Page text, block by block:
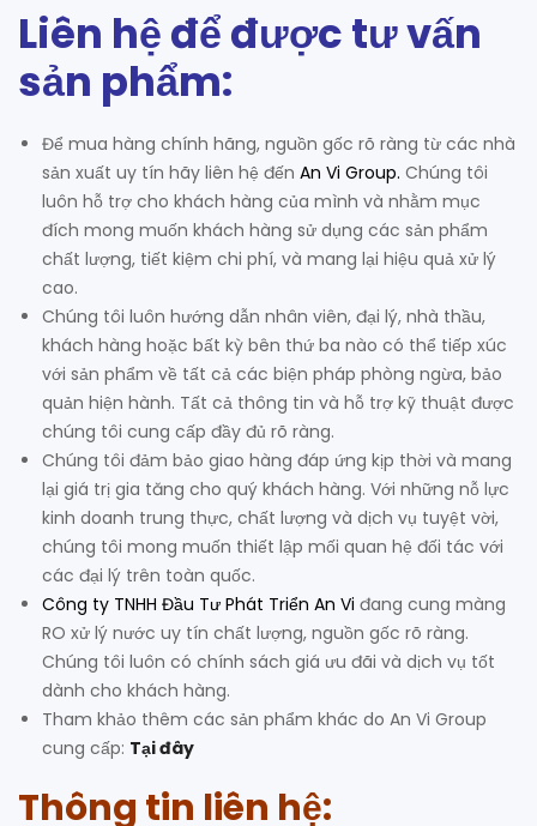
Liên hệ để được tư vấn
sản phẩm:
Để mua hàng chính hãng, nguồn gốc rõ ràng từ các nhà
sản xuất uy tín hãy liên hệ đến An Vi Group. Chúng tôi
luôn hỗ trợ cho khách hàng của mình và nhằm mục
đích mong muốn khách hàng sử dụng các sản phẩm
chất lượng, tiết kiệm chi phí, và mang lại hiệu quả xử lý
cao.
Chúng tôi luôn hướng dẫn nhân viên, đại lý, nhà thầu,
khách hàng hoặc bất kỳ bên thứ ba nào có thể tiếp xúc
với sản phẩm về tất cả các biện pháp phòng ngừa, bảo
quản hiện hành. Tất cả thông tin và hỗ trợ kỹ thuật được
chúng tôi cung cấp đầy đủ rõ ràng.
Chúng tôi đảm bảo giao hàng đáp ứng kịp thời và mang
lại giá trị gia tăng cho quý khách hàng. Với những nỗ lực
kinh doanh trung thực, chất lượng và dịch vụ tuyệt vời,
chúng tôi mong muốn thiết lập mối quan hệ đối tác với
các đại lý trên toàn quốc.
Công ty TNHH Đầu Tư Phát Triển An Vi đang cung màng
RO xử lý nước uy tín chất lượng, nguồn gốc rõ ràng.
Chúng tôi luôn có chính sách giá ưu đãi và dịch vụ tốt
dành cho khách hàng.
Tham khảo thêm các sản phẩm khác do An Vi Group
cung cấp: Tại đây
Thông tin liên hệ: